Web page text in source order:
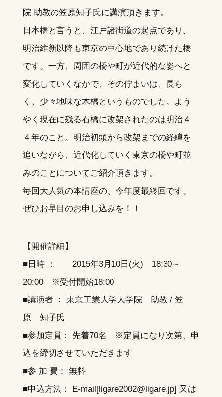
院 助教の笠原知子氏に講演頂きます。
日本橋と言うと、江戸諸街道の起点であり、
明治維新以降も東京の中心地であり続けた橋
です。一方、周囲の橋や町が近代的な姿へと
変化していくなかで、その佇まいは、長ら
く、少々地味な木橋というものでした。よう
やく現在に残る石橋に改架されたのは明治４
４年のこと。明治初頭から改架までの経緯を
追いながら、近代化していく東京の橋や町並
みのことについてご紹介頂きます。
毎回大人気の本講座の、今年度最終回です。
ぜひお早目のお申し込みを！！
【開催詳細】
■日時 ： 2015年3月10日(火) 18:30～
20:00 ※受付開始18:00
■講演者 ： 東京工業大学大学院 助教 / 笠
原 知子氏
■参加定員： 先着70名 ※定員になり次第、申
込を締切させていただきます
■参 加 費： 無料
■申込方法： E-mail[ligare2002@ligare.jp] 又は